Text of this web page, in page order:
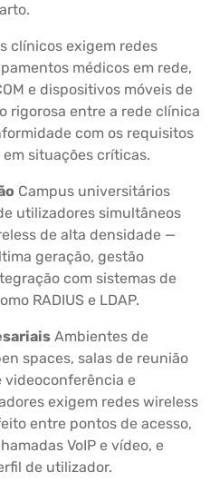
clínicos exigem redes
médicos em rede,
e dispositivos móveis de
rigorosa entre a rede clínica
com os requisitos
em situações críticas.
Campus universitários
utilizadores simultâneos
de alta densidade —
geração, gestão
com sistemas de
RADIUS e LDAP.
Ambientes de
spaces, salas de reunião
videoconferência e
exigem redes wireless
entre pontos de acesso,
VoIP e vídeo, e
de utilizador.